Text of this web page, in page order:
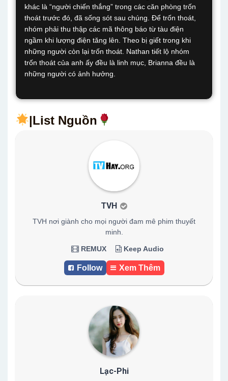
khác là “người chiến thắng” trong các căn phòng trốn
thoát trước đó, đã sống sót sau chúng. Để trốn thoát,
nhóm phải thu thập các mã thông báo từ tàu điện
ngầm khi lượng điện tăng lên. Theo bị giết trong khi
những người còn lại trốn thoát. Nathan tiết lộ nhóm
trốn thoát của anh ấy đều là linh mục, Brianna đều là
những người có ảnh hưởng.
|List Nguồn
TVH
TVH nơi giành cho mọi người đam mê phim thuyết
minh.
REMUX Keep Audio
Follow Xem Thêm
Lạc-Phi